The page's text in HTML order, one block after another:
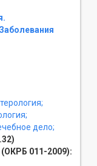
дело;
011-2009):